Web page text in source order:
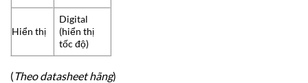
Hiển thị
Digital
(hiển thị
tốc độ)
(Theo datasheet hãng)